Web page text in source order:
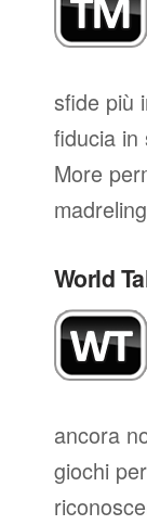
sfide più
fiducia in
More
World
ancora
giochi